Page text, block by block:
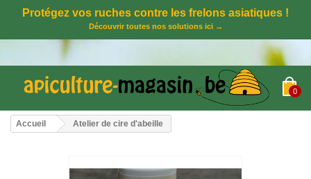
Protégez vos ruches contre les frelons asiatiques !
Découvrir toutes nos solutions ici →
0
Accueil Atelier de cire d'abeille